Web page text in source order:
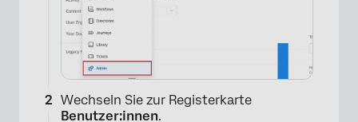
Wechseln Sie zur Registerkarte
Benutzer:innen.